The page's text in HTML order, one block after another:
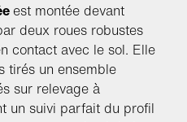
est montée devant
deux roues robustes
contact avec le sol. Elle
tirés un ensemble
sur relevage à
un suivi parfait du profil